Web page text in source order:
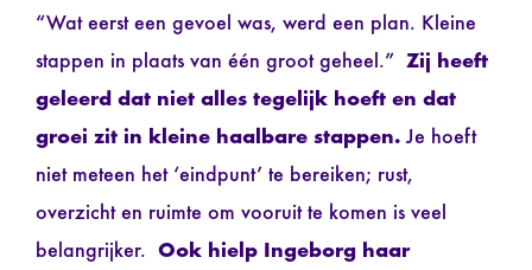
“Wat eerst een gevoel was, werd een plan. Kleine
stappen in plaats van één groot geheel.” Zij heeft
geleerd dat niet alles tegelijk hoeft en dat
groei zit in kleine haalbare stappen.Je hoeft
niet meteen het ‘eindpunt’ te bereiken; rust,
overzicht en ruimte om vooruit te komen is veel
belangrijker. Ook hielp Ingeborg haar